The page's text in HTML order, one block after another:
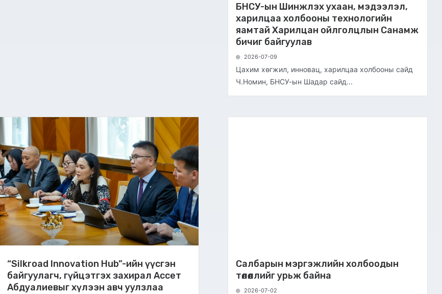
БНСУ-ын Шинжлэх ухаан, мэдээлэл,
харилцаа холбооны технологийн
яамтай Харилцан ойлголцлын Санамж
бичиг байгуулав
2026-07-09
Цахим хөгжил, инновац, харилцаа холбооны сайд
Ч.Номин, БНСУ-ын Шадар сайд...
“Silkroad Innovation Hub”-ийн үүсгэн
байгуулагч, гүйцэтгэх захирал Ассет
Абдуалиевыг хүлээн авч уулзлаа
Салбарын мэргэжлийн холбоодын
төлөөллийг урьж байна
2026-07-02